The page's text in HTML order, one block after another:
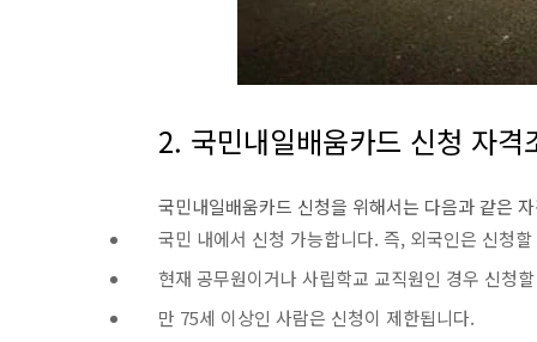
2. 국민내일배움카드 신청 자격
국민내일배움카드 신청을 위해서는 다음과 같은
국민 내에서 신청 가능합니다. 즉, 외국인은 신청
현재 공무원이거나 사립학교 교직원인 경우 신청
만 75세 이상인 사람은 신청이 제한됩니다.